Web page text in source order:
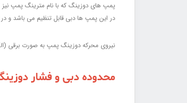
در این پمپ ها دبی قابل تنظیم می باشد و
نیروی محرکه دوزینگ پمپ به صورت برقی
محدوده دبی و فشار